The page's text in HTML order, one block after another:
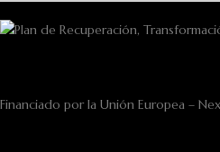
Financiado por la Unión Europea –